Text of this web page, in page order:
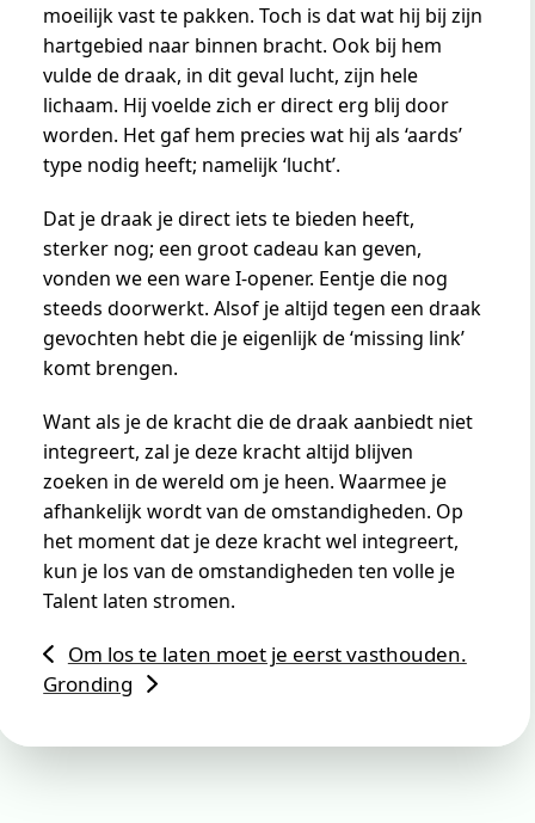
moeilijk vast te pakken. Toch is dat wat hij bij zijn
hartgebied naar binnen bracht. Ook bij hem
vulde de draak, in dit geval lucht, zijn hele
lichaam. Hij voelde zich er direct erg blij door
worden. Het gaf hem precies wat hij als ‘aards’
type nodig heeft; namelijk ‘lucht’.
Dat je draak je direct iets te bieden heeft,
sterker nog; een groot cadeau kan geven,
vonden we een ware I-opener. Eentje die nog
steeds doorwerkt. Alsof je altijd tegen een draak
gevochten hebt die je eigenlijk de ‘missing link’
komt brengen.
Want als je de kracht die de draak aanbiedt niet
integreert, zal je deze kracht altijd blijven
zoeken in de wereld om je heen. Waarmee je
afhankelijk wordt van de omstandigheden. Op
het moment dat je deze kracht wel integreert,
kun je los van de omstandigheden ten volle je
Talent laten stromen.
Om los te laten moet je eerst vasthouden.
Gronding